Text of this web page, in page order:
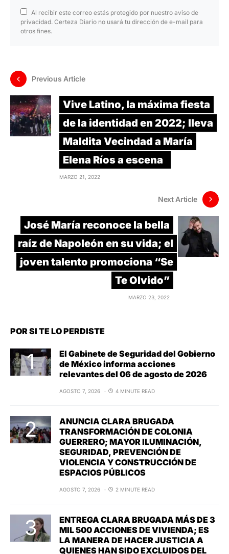
Al recibir este correo estás protegido por nuestro aviso de
privacidad. Certeza Diario no usará tu dirección de e-mail para
otros fines.
Previous Article
Vive Latino, la máxima fiesta
de la identidad en 2022; lleva
Maldita Vecindad a María
Elena Ríos a escena
MARZO 21, 2022
Next Article
José María reconoce la bella
raíz de Napoleón en su vida; el
joven talento promociona “Se
Te Olvido”
MARZO 23, 2022
POR SI TE LO PERDISTE
El Gabinete de Seguridad del Gobierno
de México informa acciones
relevantes del 06 de agosto de 2026
AGOSTO 7, 2026 4 MINUTE READ
ANUNCIA CLARA BRUGADA
TRANSFORMACIÓN DE COLONIA
GUERRERO; MAYOR ILUMINACIÓN,
SEGURIDAD, PREVENCIÓN DE
VIOLENCIA Y CONSTRUCCIÓN DE
ESPACIOS PÚBLICOS
AGOSTO 7, 2026 2 MINUTE READ
ENTREGA CLARA BRUGADA MÁS DE 3
MIL 500 ACCIONES DE VIVIENDA; ES
LA MANERA DE HACER JUSTICIA A
QUIENES HAN SIDO EXCLUIDOS DEL